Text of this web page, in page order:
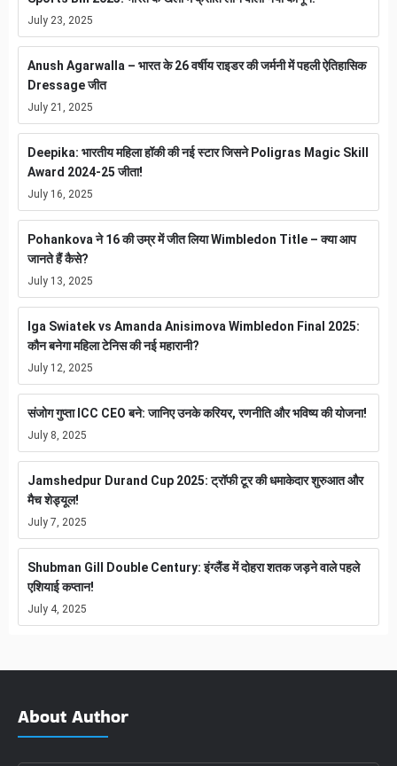
July 23, 2025
Anush Agarwalla – भारत के 26 वर्षीय राइडर की जर्मनी में पहली ऐतिहासिक
Dressage जीत
July 21, 2025
Deepika: भारतीय महिला हॉकी की नई स्टार जिसने Poligras Magic Skill
Award 2024-25 जीता!
July 16, 2025
Pohankova ने 16 की उम्र में जीत लिया Wimbledon Title – क्या आप
जानते हैं कैसे?
July 13, 2025
Iga Swiatek vs Amanda Anisimova Wimbledon Final 2025:
कौन बनेगा महिला टेनिस की नई महारानी?
July 12, 2025
संजोग गुप्ता ICC CEO बने: जानिए उनके करियर, रणनीति और भविष्य की योजना!
July 8, 2025
Jamshedpur Durand Cup 2025: ट्रॉफी टूर की धमाकेदार शुरुआत और
मैच शेड्यूल!
July 7, 2025
Shubman Gill Double Century: इंग्लैंड में दोहरा शतक जड़ने वाले पहले
एशियाई कप्तान!
July 4, 2025
About Author